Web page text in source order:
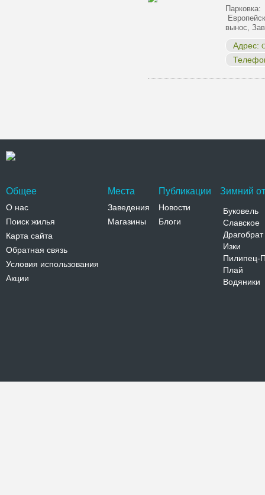
вынос,
Адрес:
Общее
О нас
Поиск жилья
Карта сайта
Обратная связь
Условия использования
Акции
Места
Заведения
Магазины
Публикации
Новости
Блоги
Зимний
Буковель
Славское
Драгобрат
Изки
Пилипец-
Плай
Водяники